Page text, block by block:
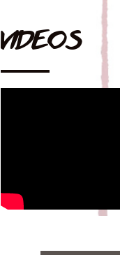
VIDEOS